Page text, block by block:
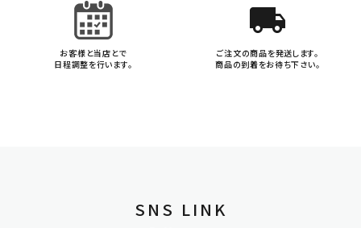
お客様と当店とで
日程調整を行います。
local_shipping
ご注文の商品を発送します。
商品の到着をお待ち下さい。
SNS LINK